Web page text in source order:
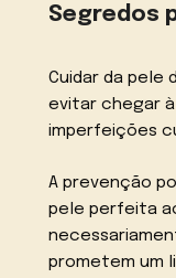
Segredos
Cuidar da pele
evitar chegar
imperfeições
A prevenção
pele perfeita
prometem um